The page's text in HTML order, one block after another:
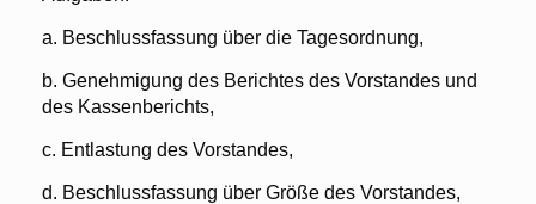
a. Beschlussfassung über die Tagesordnung,
b. Genehmigung des Berichtes des Vorstandes und
des Kassenberichts,
c. Entlastung des Vorstandes,
d. Beschlussfassung über Größe des Vorstandes,